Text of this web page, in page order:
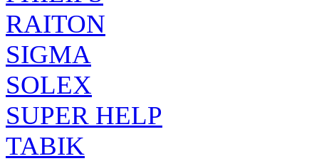
RAITON
SIGMA
SOLEX
SUPER HELP
TABIK